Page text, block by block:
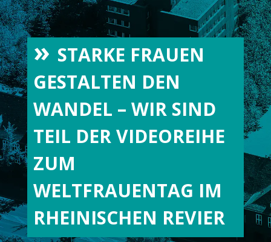
STARKE FRAUEN
GESTALTEN DEN
WANDEL – WIR SIND
TEIL DER VIDEOREIHE
ZUM
WELTFRAUENTAG IM
RHEINISCHEN REVIER